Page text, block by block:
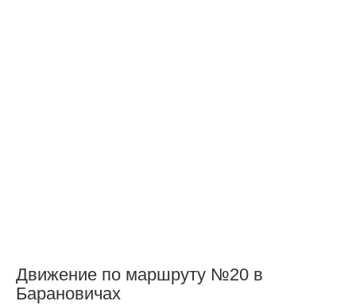
Движение по маршруту №20 в
Барановичах